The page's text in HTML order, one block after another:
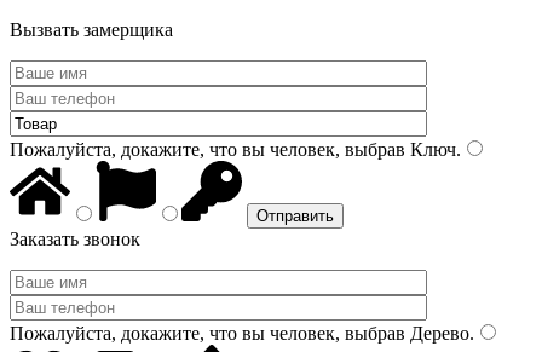
Вызвать замерщика
Пожалуйста, докажите, что вы человек, выбрав Ключ.
Заказать звонок
Пожалуйста, докажите, что вы человек, выбрав Дерево.